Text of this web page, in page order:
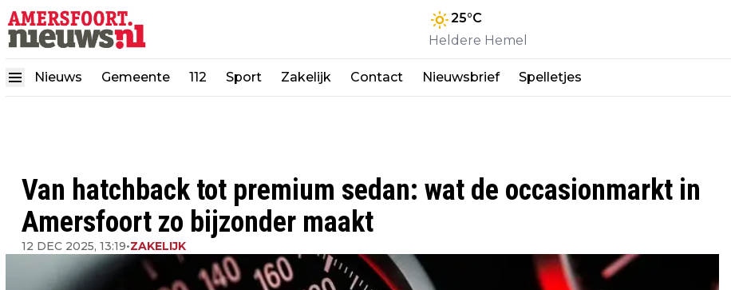
25°C
Heldere Hemel
Nieuws Gemeente 112 Sport Zakelijk Contact Nieuwsbrief Spelletjes
Van hatchback tot premium sedan: wat de occasionmarkt in
Amersfoort zo bijzonder maakt
12 DEC 2025, 13:19•ZAKELIJK